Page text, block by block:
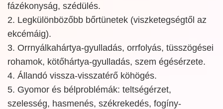
fázékonyság, szédülés.
2. Legkülönbözőbb bőrtünetek (viszketegségtől az
ekcémáig).
3. Orrnyálkahártya-gyulladás, orrfolyás, tüsszögései
rohamok, kötőhártya-gyulladás, szem égésérzete.
4. Állandó vissza-visszatérő köhögés.
5. Gyomor és bélproblémák: teltségérzet,
szelesség, hasmenés, székrekedés, fogíny-